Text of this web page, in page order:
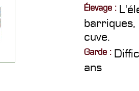
Élevage :
barriques,
cuve.
Garde :
ans